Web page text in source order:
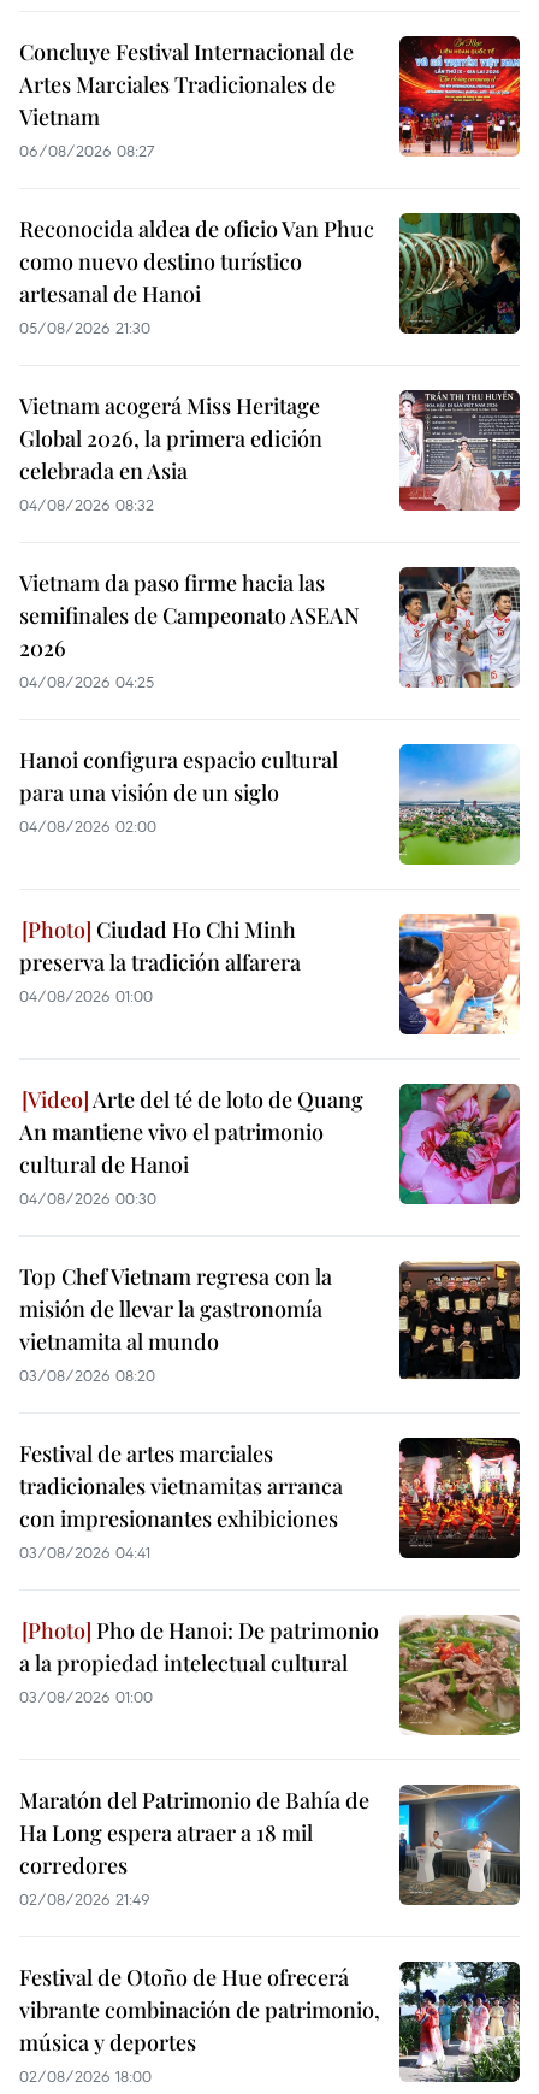
Concluye Festival Internacional de
Artes Marciales Tradicionales de
Vietnam
06/08/2026 08:27
Reconocida aldea de oficio Van Phuc
como nuevo destino turístico
artesanal de Hanoi
05/08/2026 21:30
Vietnam acogerá Miss Heritage
Global 2026, la primera edición
celebrada en Asia
04/08/2026 08:32
Vietnam da paso firme hacia las
semifinales de Campeonato ASEAN
2026
04/08/2026 04:25
Hanoi configura espacio cultural
para una visión de un siglo
04/08/2026 02:00
Ciudad Ho Chi Minh
preserva la tradición alfarera
04/08/2026 01:00
Arte del té de loto de Quang
An mantiene vivo el patrimonio
cultural de Hanoi
04/08/2026 00:30
Top Chef Vietnam regresa con la
misión de llevar la gastronomía
vietnamita al mundo
03/08/2026 08:20
Festival de artes marciales
tradicionales vietnamitas arranca
con impresionantes exhibiciones
03/08/2026 04:41
Pho de Hanoi: De patrimonio
a la propiedad intelectual cultural
03/08/2026 01:00
Maratón del Patrimonio de Bahía de
Ha Long espera atraer a 18 mil
corredores
02/08/2026 21:49
Festival de Otoño de Hue ofrecerá
vibrante combinación de patrimonio,
música y deportes
02/08/2026 18:00